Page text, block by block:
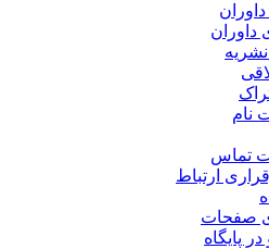
داوران
نام
تماس
ارتباط
صفحات
پایگاه